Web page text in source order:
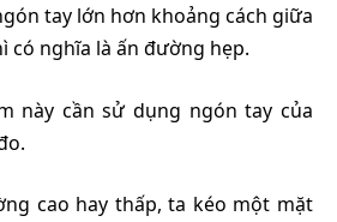
tay lớn hơn khoảng cách giữa
có nghĩa là ấn đường hẹp.
này cần sử dụng ngón tay của
cao hay thấp, ta kéo một mặt